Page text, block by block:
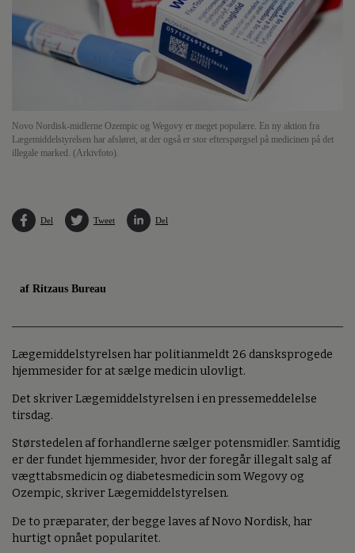
Novo Nordisk-midlerne Ozempic og Wegovy er meget populære. En ny aktion fra
Lægemiddelstyrelsen har afsløret, at der også er stor efterspørgsel på medicinen på det
illegale marked. (Arkivfoto).
Del Tweet Del
af Ritzaus Bureau
Lægemiddelstyrelsen har politianmeldt 26 dansksprogede
hjemmesider for at sælge medicin ulovligt.
Det skriver Lægemiddelstyrelsen i en pressemeddelelse
tirsdag.
Størstedelen af forhandlerne sælger potensmidler. Samtidig
er der fundet hjemmesider, hvor der foregår illegalt salg af
vægttabsmedicin og diabetesmedicin som Wegovy og
Ozempic, skriver Lægemiddelstyrelsen.
De to præparater, der begge laves af Novo Nordisk, har
hurtigt opnået popularitet.